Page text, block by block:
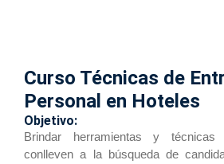
Curso Técnicas de
Personal en Hoteles
Objetivo:
Brindar herramientas y
conlleven a la búsqueda de